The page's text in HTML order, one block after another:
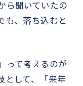
ら聞いていたの
も、落ち込むと
って考えるのが
として、「来年